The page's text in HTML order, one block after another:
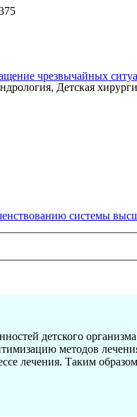
чрезвычайных
системы
Детская
детского
методов
лечения. Таким